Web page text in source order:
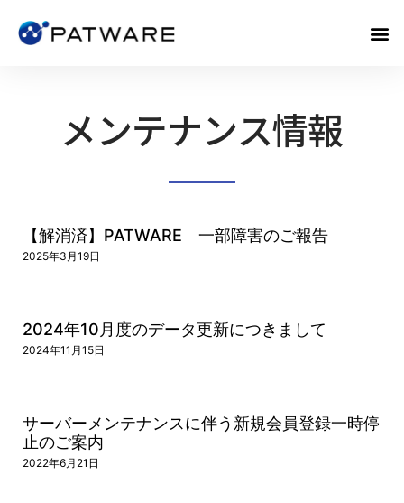
メンテナンス情報
【解消済】PATWARE 一部障害のご報告
2025年3月19日
2024年10月度のデータ更新につきまして
2024年11月15日
サーバーメンテナンスに伴う新規会員登録一時停
止のご案内
2022年6月21日